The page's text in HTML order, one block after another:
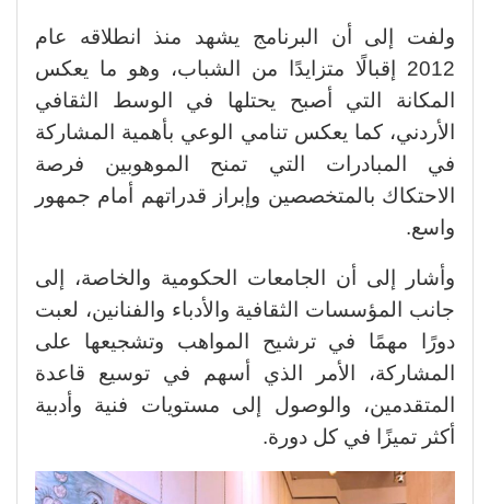
ولفت إلى أن البرنامج يشهد منذ انطلاقه عام
2012 إقبالًا متزايدًا من الشباب، وهو ما يعكس
المكانة التي أصبح يحتلها في الوسط الثقافي
الأردني، كما يعكس تنامي الوعي بأهمية المشاركة
في المبادرات التي تمنح الموهوبين فرصة
الاحتكاك بالمتخصصين وإبراز قدراتهم أمام جمهور
واسع.
وأشار إلى أن الجامعات الحكومية والخاصة، إلى
جانب المؤسسات الثقافية والأدباء والفنانين، لعبت
دورًا مهمًا في ترشيح المواهب وتشجيعها على
المشاركة، الأمر الذي أسهم في توسيع قاعدة
المتقدمين، والوصول إلى مستويات فنية وأدبية
أكثر تميزًا في كل دورة.